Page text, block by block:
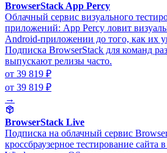
BrowserStack App Percy
Облачный сервис визуального
приложений: App Percy ловит
Android-приложении до того, как их
Подписка BrowserStack для команд
выпускают релизы часто.
от 39 819 ₽
от 39 819 ₽
→
BrowserStack Live
Подписка на облачный сервис
кроссбраузерное тестирование сайта